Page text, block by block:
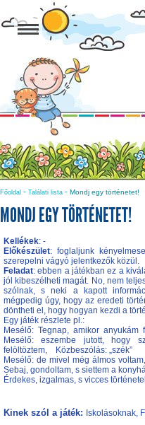
Főoldal - Találati lista - Mondj egy történetet!
MONDJ EGY TÖRTÉNETET!
Kellékek: -
Előkészület: foglaljunk
szerepelni vágyó jelentkezők közül.
Feladat: ebben a játékban ez a
jól kibeszélheti magát. No, nem
szólnak, s neki a kapott
mégpedig úgy, hogy az eredeti
döntheti el, hogy hogyan kezdi a
Egy játék részlete pl.:
Mesélő: Tegnap, amikor
Mesélő: eszembe jutott, hogy
felöltöztem, Közbeszólás: „szék”
Mesélő: de mivel még álmos
Sebaj, gondoltam, s siettem a
Érdekes, izgalmas, s vicces
Kinek szól a játék: Iskolásoknak,